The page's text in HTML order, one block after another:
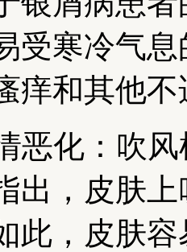
受寒冷气
痒和其他
恶化：吹
出，皮肤
此，皮肤